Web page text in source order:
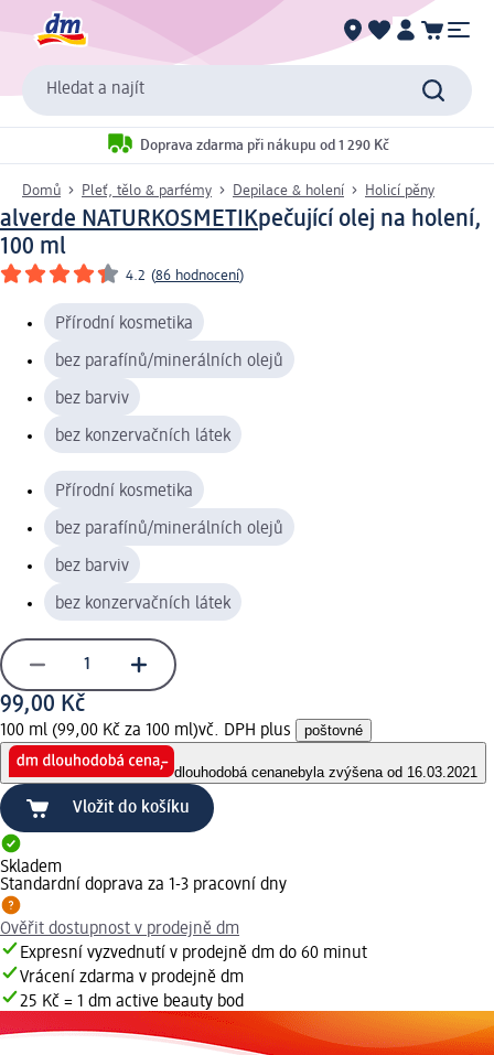
Hledat a najít
Doprava zdarma při nákupu od 1 290 Kč
Domů Pleť, tělo & parfémy Depilace & holení Holicí pěny
alverde NATURKOSMETIKpečující olej na holení,
100 ml
4.2 (86 hodnocení)
Přírodní kosmetika
bez parafínů/minerálních olejů
bez barviv
bez konzervačních látek
Přírodní kosmetika
bez parafínů/minerálních olejů
bez barviv
bez konzervačních látek
99,00 Kč
100 ml (99,00 Kč za 100 ml)vč. DPH plus poštovné
dlouhodobá cenanebyla zvýšena od 16.03.2021
Vložit do košíku
Skladem
Standardní doprava za 1-3 pracovní dny
Ověřit dostupnost v prodejně dm
Expresní vyzvednutí v prodejně dm do 60 minut
Vrácení zdarma v prodejně dm
25 Kč = 1 dm active beauty bod